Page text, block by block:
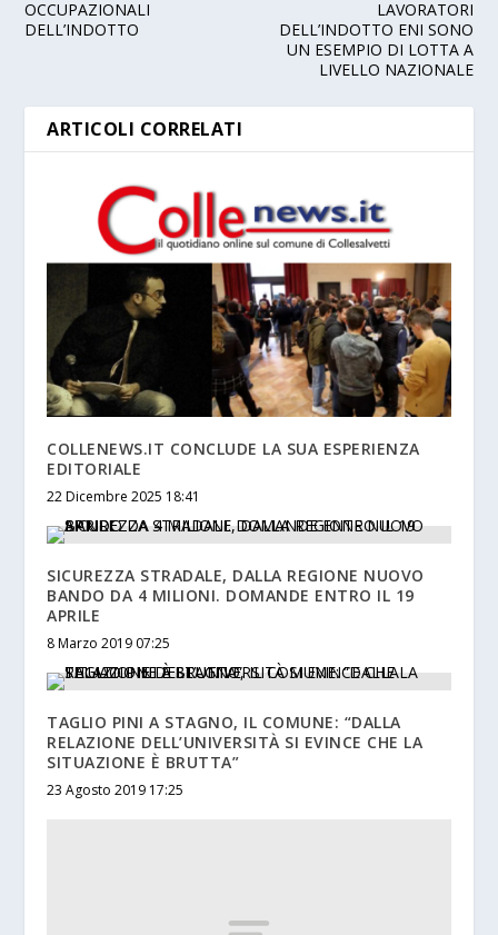
OCCUPAZIONALI
DELL’INDOTTO
LAVORATORI
DELL’INDOTTO ENI SONO
UN ESEMPIO DI LOTTA A
LIVELLO NAZIONALE
ARTICOLI CORRELATI
COLLENEWS.IT CONCLUDE LA SUA ESPERIENZA
EDITORIALE
22 Dicembre 2025 18:41
SICUREZZA STRADALE, DALLA REGIONE NUOVO
BANDO DA 4 MILIONI. DOMANDE ENTRO IL 19
APRILE
8 Marzo 2019 07:25
TAGLIO PINI A STAGNO, IL COMUNE: “DALLA
RELAZIONE DELL’UNIVERSITÀ SI EVINCE CHE LA
SITUAZIONE È BRUTTA”
23 Agosto 2019 17:25